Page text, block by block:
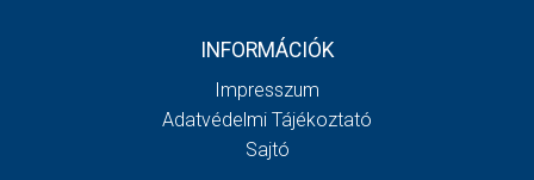
INFORMÁCIÓK
Impresszum
Adatvédelmi Tájékoztató
Sajtó